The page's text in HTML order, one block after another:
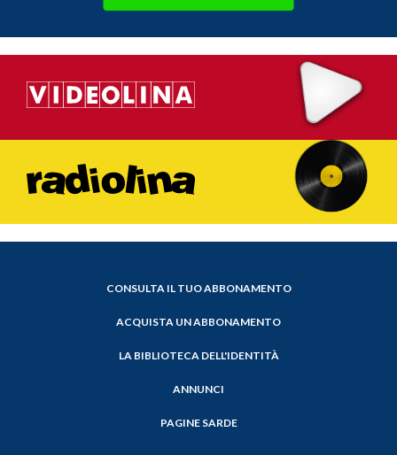
CONSULTA IL TUO ABBONAMENTO
ACQUISTA UN ABBONAMENTO
LA BIBLIOTECA DELL'IDENTITÀ
ANNUNCI
PAGINE SARDE